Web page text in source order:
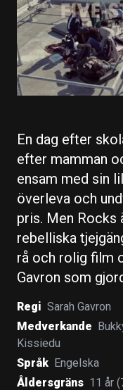
En dag efter
efter mamman
ensam med sin
överleva och
pris. Men Rocks
rebelliska
rå och rolig film
Gavron som
Regi Sarah Gavron
Medverkande
Kissiedu
Språk Engelska
Åldersgräns 11 år